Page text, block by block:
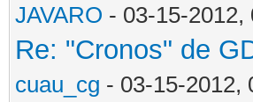
JAVARO - 03-15-2012,
Re: "Cronos" de
cuau_cg - 03-15-2012,